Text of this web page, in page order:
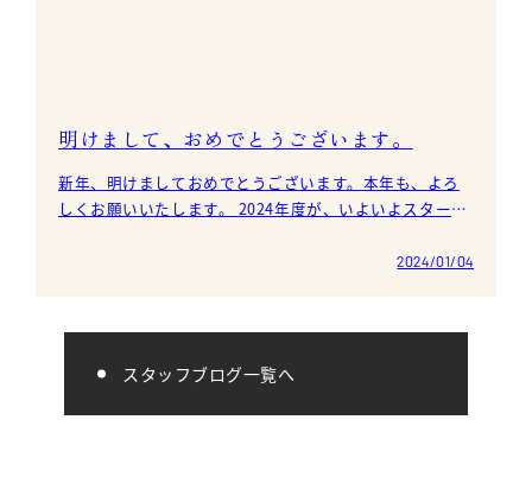
明けまして、おめでとうございます。
新年、明けましておめでとうございます。本年も、よろ
しくお願いいたします。 2024年度が、いよいよスタート
2024/01/04
スタッフブログ一覧へ